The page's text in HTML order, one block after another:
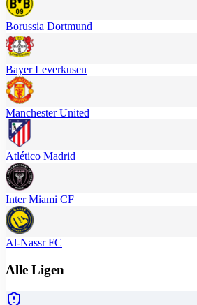
Borussia Dortmund
Bayer Leverkusen
Manchester United
Atlético Madrid
Inter Miami CF
Al-Nassr FC
Alle Ligen